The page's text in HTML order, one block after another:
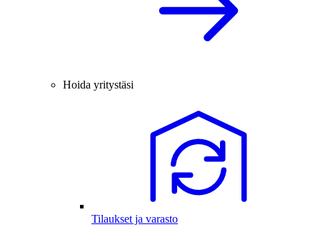
Hoida yritystäsi
Tilaukset ja varasto